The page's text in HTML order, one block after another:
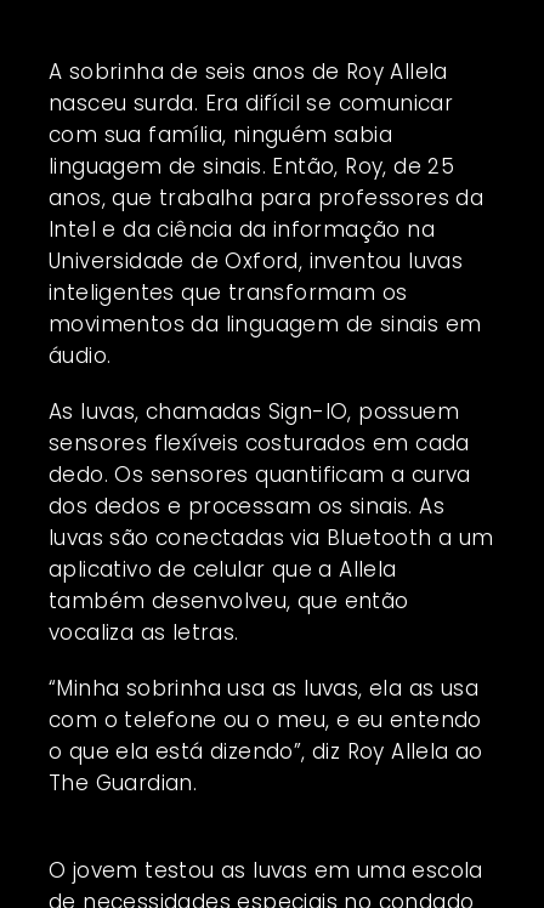
A sobrinha de seis anos de Roy Allela
nasceu surda. Era difícil se comunicar
com sua família, ninguém sabia
linguagem de sinais. Então, Roy, de 25
anos, que trabalha para professores da
Intel e da ciência da informação na
Universidade de Oxford, inventou luvas
inteligentes que transformam os
movimentos da linguagem de sinais em
áudio.
As luvas, chamadas Sign-IO, possuem
sensores flexíveis costurados em cada
dedo. Os sensores quantificam a curva
dos dedos e processam os sinais. As
luvas são conectadas via Bluetooth a um
aplicativo de celular que a Allela
também desenvolveu, que então
vocaliza as letras.
“Minha sobrinha usa as luvas, ela as usa
com o telefone ou o meu, e eu entendo
o que ela está dizendo”, diz Roy Allela ao
The Guardian.
O jovem testou as luvas em uma escola
de necessidades especiais no condado